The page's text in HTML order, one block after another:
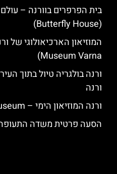
בית הפרפרים בוורנה –
(Butterfly House)
Museum Varna)
ורנה בולגריה טיול בתוך
ורנה
ורנה המוזיאון הימי – Naval Museum
הסעה פרטית משדה התעופה